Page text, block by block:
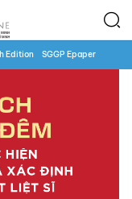
Edition SGGP Epaper